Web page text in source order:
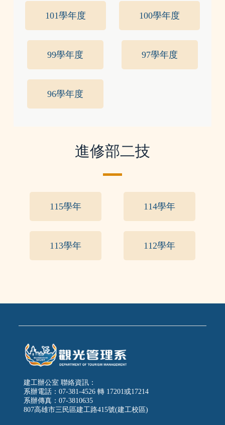
101學年度 100學年度
99學年度 97學年度
96學年度
進修部二技
115學年 114學年
113學年 112學年
建工辦公室 聯絡資訊：
系辦電話：07-381-4526 轉 17201或17214
系辦傳真：07-3810635
807高雄市三民區建工路415號(建工校區)